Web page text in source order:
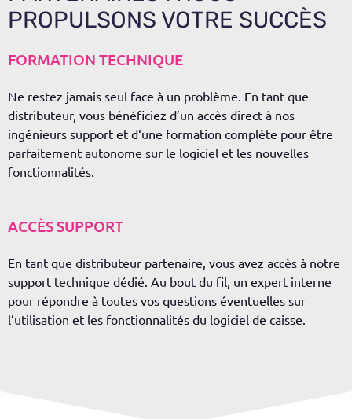
PROPULSONS VOTRE SUCCÈS
FORMATION TECHNIQUE
Ne restez jamais seul face à un problème. En tant que
distributeur, vous bénéficiez d’un accès direct à nos
ingénieurs support et d‘une formation complète pour être
parfaitement autonome sur le logiciel et les nouvelles
fonctionnalités.
ACCÈS SUPPORT
En tant que distributeur partenaire, vous avez accès à notre
support technique dédié. Au bout du fil, un expert interne
pour répondre à toutes vos questions éventuelles sur
l’utilisation et les fonctionnalités du logiciel de caisse.